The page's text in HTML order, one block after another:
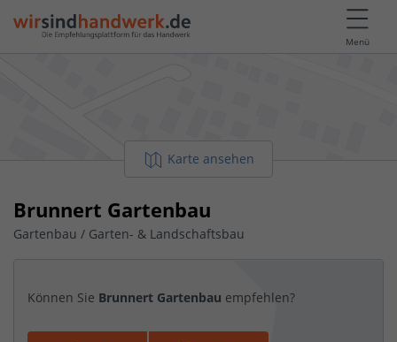
Menü
Karte ansehen
Brunnert Gartenbau
Gartenbau / Garten- & Landschaftsbau
Können Sie Brunnert Gartenbau empfehlen?